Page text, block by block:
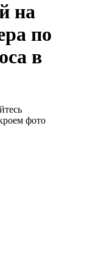
на
по
в
фото